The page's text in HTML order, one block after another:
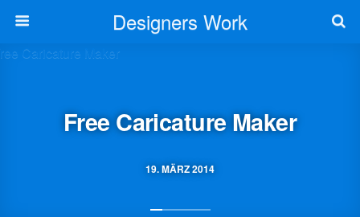
Designers Work
19. MÄRZ 2014
Free Caricature Maker